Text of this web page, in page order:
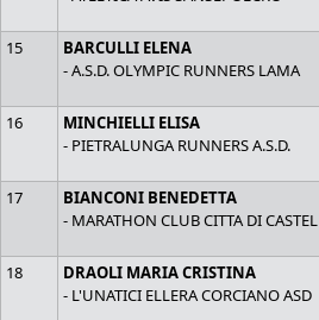
15
BARCULLI ELENA
- A.S.D. OLYMPIC RUNNERS LAMA
16
MINCHIELLI ELISA
- PIETRALUNGA RUNNERS A.S.D.
17
BIANCONI BENEDETTA
- MARATHON CLUB CITTA DI CASTEL
18
DRAOLI MARIA CRISTINA
- L'UNATICI ELLERA CORCIANO ASD